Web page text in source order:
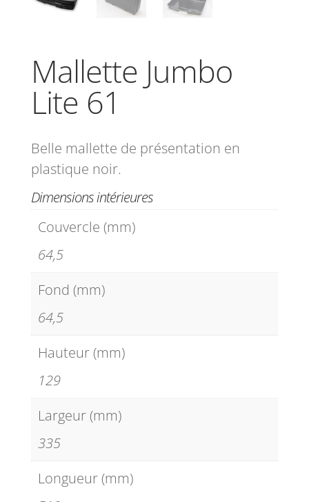
Mallette Jumbo
Lite 61
Belle mallette de présentation en
plastique noir.
Dimensions intérieures
Couvercle (mm)
64,5
Fond (mm)
64,5
Hauteur (mm)
129
Largeur (mm)
335
Longueur (mm)